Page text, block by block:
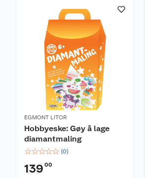
EGMONT LITOR
Hobbyeske: Gøy å lage
diamantmaling
☆☆☆☆☆ (0)
139 00